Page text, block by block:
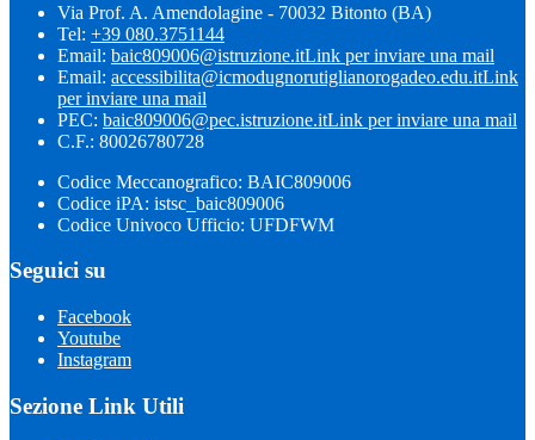
Via Prof. A. Amendolagine - 70032 Bitonto (BA)
Tel: +39 080.3751144
Email: baic809006@istruzione.itLink per inviare una mail
Email: accessibilita@icmodugnorutiglianorogadeo.edu.itLink
per inviare una mail
PEC: baic809006@pec.istruzione.itLink per inviare una mail
C.F.: 80026780728
Codice Meccanografico: BAIC809006
Codice iPA: istsc_baic809006
Codice Univoco Ufficio: UFDFWM
Seguici su
Facebook
Youtube
Instagram
Sezione Link Utili